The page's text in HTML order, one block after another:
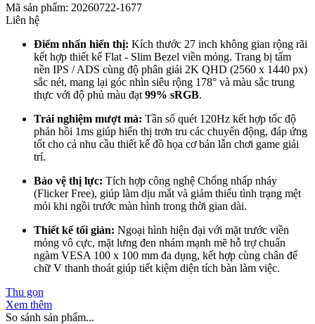
Mã sản phẩm: 20260722-1677
Liên hệ
Điểm nhấn hiển thị: Kích thước 27 inch không gian rộng rãi
kết hợp thiết kế Flat - Slim Bezel viền mỏng. Trang bị tấm
nền IPS / ADS cùng độ phân giải 2K QHD (2560 x 1440 px)
sắc nét, mang lại góc nhìn siêu rộng 178° và màu sắc trung
thực với độ phủ màu đạt 99% sRGB.
Trải nghiệm mượt mà: Tần số quét 120Hz kết hợp tốc độ
phản hồi 1ms giúp hiển thị trơn tru các chuyển động, đáp ứng
tốt cho cả nhu cầu thiết kế đồ họa cơ bản lẫn chơi game giải
trí.
Bảo vệ thị lực: Tích hợp công nghệ Chống nhấp nháy
(Flicker Free), giúp làm dịu mắt và giảm thiểu tình trạng mệt
mỏi khi ngồi trước màn hình trong thời gian dài.
Thiết kế tối giản: Ngoại hình hiện đại với mặt trước viền
mỏng vô cực, mặt lưng đen nhám mạnh mẽ hỗ trợ chuẩn
ngàm VESA 100 x 100 mm đa dụng, kết hợp cùng chân đế
chữ V thanh thoát giúp tiết kiệm diện tích bàn làm việc.
Thu gọn
Xem thêm
So sánh sản phẩm...